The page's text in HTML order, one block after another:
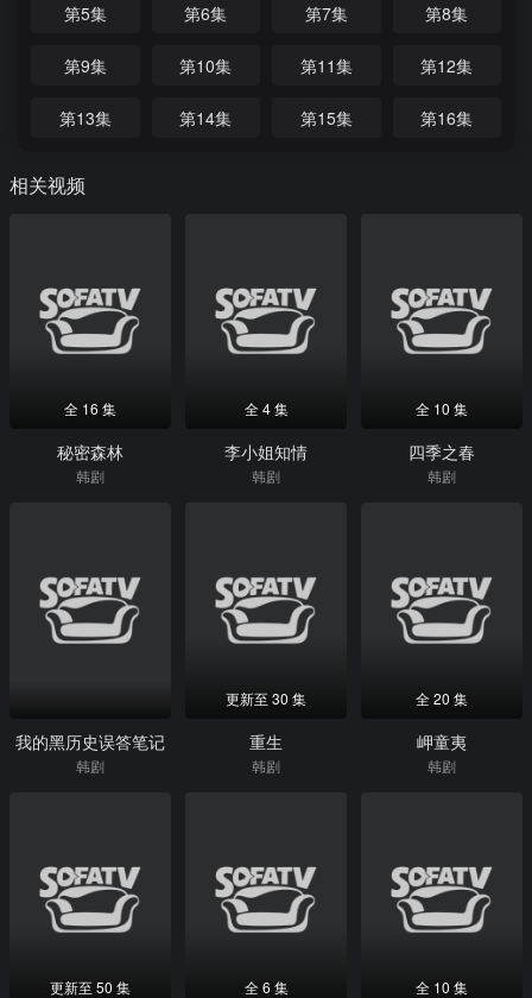
第5集 第6集 第7集 第8集
第9集 第10集 第11集 第12集
第13集 第14集 第15集 第16集
相关视频
全 16 集
秘密森林
韩剧
全 4 集
李小姐知情
韩剧
全 10 集
四季之春
韩剧
我的黑历史误答笔记
韩剧
更新至 30 集
重生
韩剧
全 20 集
岬童夷
韩剧
更新至 50 集 全 6 集 全 10 集